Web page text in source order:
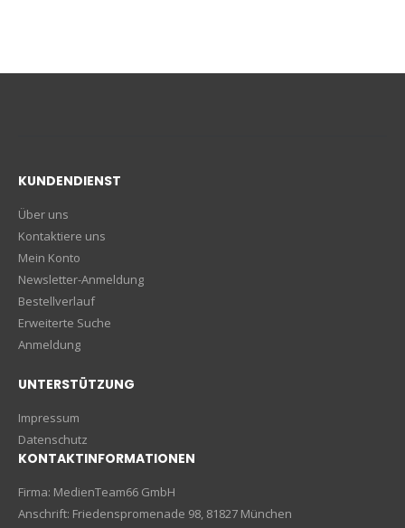
KUNDENDIENST
Über uns
Kontaktiere uns
Mein Konto
Newsletter-Anmeldung
Bestellverlauf
Erweiterte Suche
Anmeldung
UNTERSTÜTZUNG
Impressum
Datenschutz
KONTAKTINFORMATIONEN
Firma: MedienTeam66 GmbH
Anschrift: Friedenspromenade 98, 81827 München